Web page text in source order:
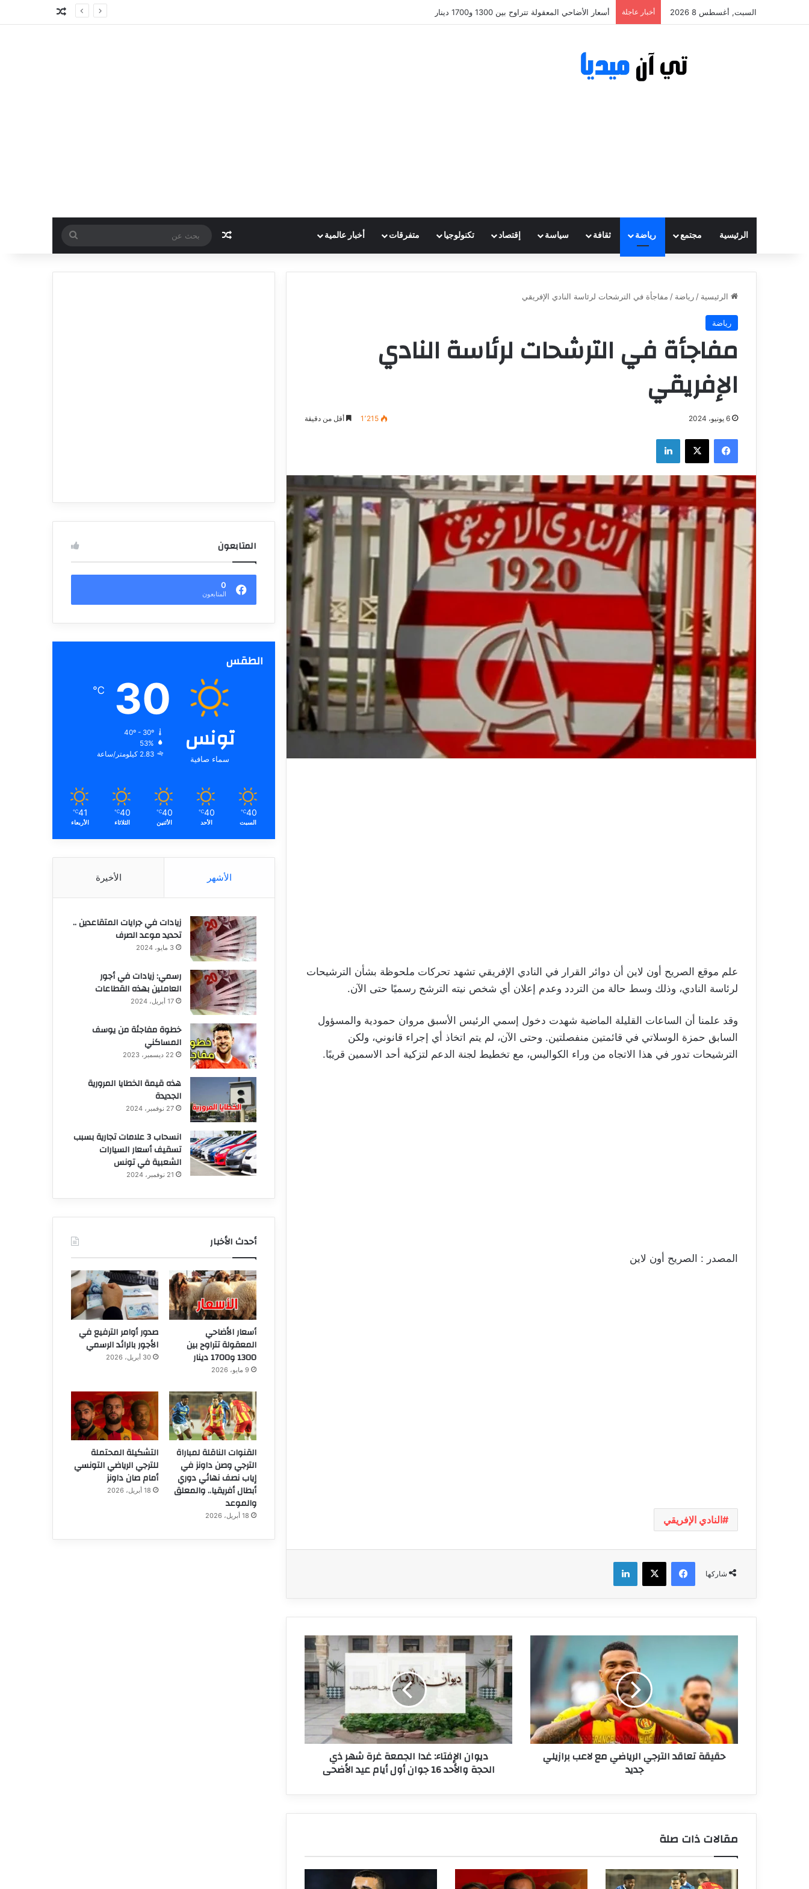
السبت, أغسطس 8 2026 أخبار عاجلة أسعار الأضاحي المعقولة تتراوح بين 1300 و1700 دينار مقال عشوائي
الرئيسية مجتمع رياضة ثقافة سياسة إقتصاد تكنولوجيا متفرقات أخبار عالمية مقال عشوائي
بحث
عن
الرئيسية / رياضة / مفاجأة في الترشحات لرئاسة النادي الإفريقي
رياضة
مفاجأة في الترشحات لرئاسة النادي
الإفريقي
6 يونيو، 2024 1٬215 أقل من دقيقة
فيسبوك ‫X لينكدإن
علم موقع الصريح أون لاين أن دوائر القرار في النادي الإفريقي تشهد تحركات ملحوظة بشأن الترشيحات
لرئاسة النادي، وذلك وسط حالة من التردد وعدم إعلان أي شخص نيته الترشح رسميًا حتى الآن.
وقد علمنا أن الساعات القليلة الماضية شهدت دخول إسمي الرئيس الأسبق مروان حمودية والمسؤول
السابق حمزة الوسلاتي في قائمتين منفصلتين. وحتى الآن، لم يتم اتخاذ أي إجراء قانوني، ولكن
الترشيحات تدور في هذا الاتجاه من وراء الكواليس، مع تخطيط لجنة الدعم لتزكية أحد الاسمين قريبًا.
المصدر : الصريح أون لاين
النادي الإفريقي
شاركها
فيسبوك ‫X لينكدإن
الترجي
مع
برازيلي
جديد
حقيقة تعاقد الترجي الرياضي مع لاعب برازيلي
جديد
ديوان
الإفتاء:
غدا
الجمعة
غرة
شهر
ذي
الحجة
والأحد
أيام
ديوان الإفتاء: غدا الجمعة غرة شهر ذي
الحجة والأحد 16 جوان أول أيام عيد الأضحى
مقالات ذات صلة
المتابعون
0
المتابعون
الطقس
تونس
سماء صافية
30
℃
40º - 30º
53%
2.83 كيلومتر/ساعة
40
℃
السبت
40
℃
الأحد
40
℃
الأثنين
40
℃
الثلاثاء
41
℃
الأربعاء
الأشهر الأخيرة
زيادات في جرايات المتقاعدين ..
تحديد موعد الصرف
3 مايو، 2024
رسمي: زيادات في أجور
العاملين بهذه القطاعات
17 أبريل، 2024
خطوة مفاجئة من يوسف
المساكني
22 ديسمبر، 2023
هذه قيمة الخطايا المرورية
الجديدة
27 نوفمبر، 2024
انسحاب 3 علامات تجارية بسبب
تسقيف أسعار السيارات
الشعبية في تونس
21 نوفمبر، 2024
أحدث الأخبار
أسعار الأضاحي
المعقولة تتراوح بين
1300 و1700 دينار
9 مايو، 2026
صدور أوامر الترفيع في
الأجور بالرائد الرسمي
30 أبريل، 2026
القنوات الناقلة لمباراة
الترجي وصن داونز في
إياب نصف نهائي دوري
أبطال أفريقيا.. والمعلق
والموعد
18 أبريل، 2026
التشكيلة المحتملة
للترجي الرياضي التونسي
أمام صان داونز
18 أبريل، 2026